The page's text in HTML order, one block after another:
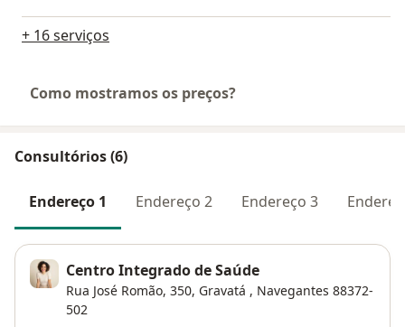
+ 16 serviços
Como mostramos os preços?
Consultórios (6)
Endereço 1 Endereço 2 Endereço 3
Centro Integrado de Saúde
Rua José Romão, 350, Gravatá , Navegantes 88372-
502